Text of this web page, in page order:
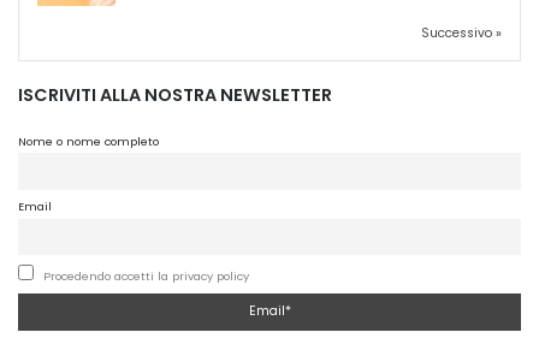
Successivo »
ISCRIVITI ALLA NOSTRA NEWSLETTER
Nome o nome completo
Email
Procedendo accetti la privacy policy